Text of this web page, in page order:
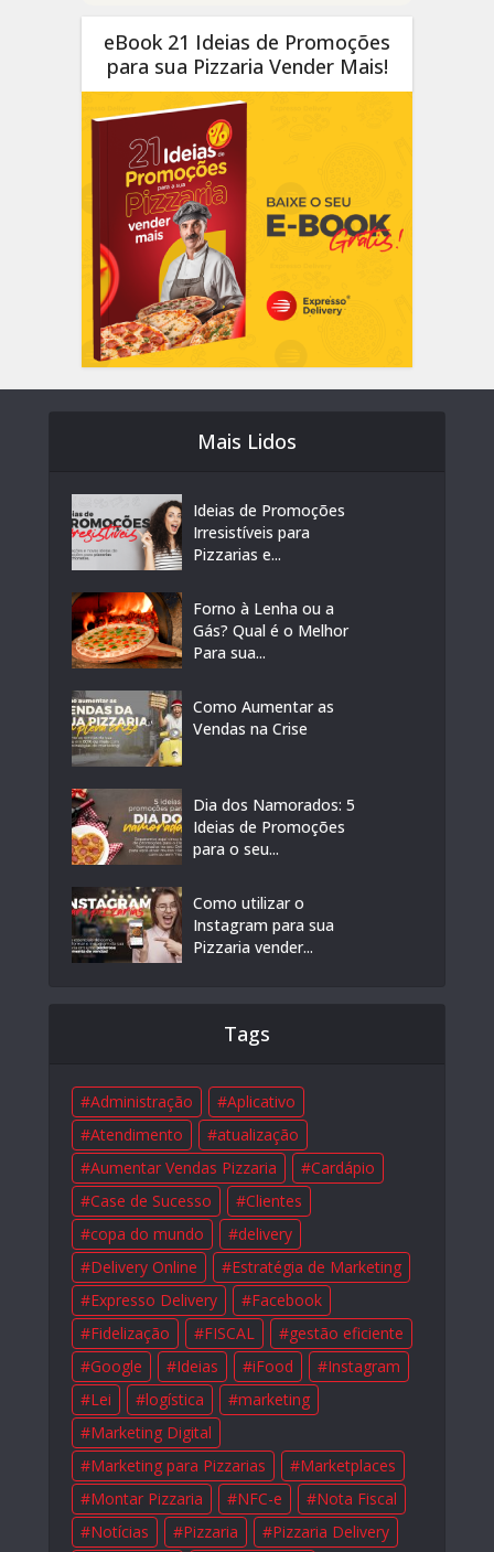
eBook 21 Ideias de Promoções
para sua Pizzaria Vender Mais!
Mais Lidos
Ideias de Promoções
Irresistíveis para
Pizzarias e...
Forno à Lenha ou a
Gás? Qual é o Melhor
Para sua...
Como Aumentar as
Vendas na Crise
Dia dos Namorados: 5
Ideias de Promoções
para o seu...
Como utilizar o
Instagram para sua
Pizzaria vender...
Tags
Administração
Aplicativo
Atendimento
atualização
Aumentar Vendas Pizzaria
Cardápio
Case de Sucesso
Clientes
copa do mundo
delivery
Delivery Online
Estratégia de Marketing
Expresso Delivery
Facebook
Fidelização
FISCAL
gestão eficiente
Google
Ideias iFood
Instagram
Lei
logística
marketing
Marketing Digital
Marketing para Pizzarias
Marketplaces
Montar Pizzaria
NFC-e
Nota Fiscal
Notícias
Pizzaria
Pizzaria Delivery